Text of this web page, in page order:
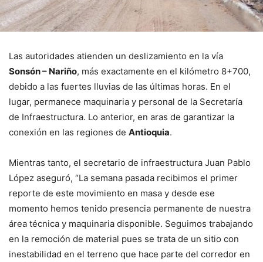
Las autoridades atienden un deslizamiento en la vía
Sonsón – Nariño, más exactamente en el kilómetro 8+700,
debido a las fuertes lluvias de las últimas horas. En el
lugar, permanece maquinaria y personal de la Secretaría
de Infraestructura. Lo anterior, en aras de garantizar la
conexión en las regiones de Antioquia.
Mientras tanto, el secretario de infraestructura Juan Pablo
López aseguró, “La semana pasada recibimos el primer
reporte de este movimiento en masa y desde ese
momento hemos tenido presencia permanente de nuestra
área técnica y maquinaria disponible. Seguimos trabajando
en la remoción de material pues se trata de un sitio con
inestabilidad en el terreno que hace parte del corredor en